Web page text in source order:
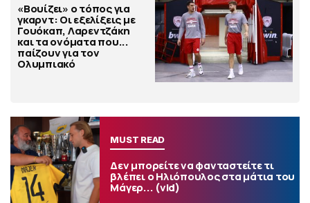
«Βουίζει» ο τόπος για
γκαρντ: Οι εξελίξεις με
Γουόκαπ, Λαρεντζάκη
και τα ονόματα που...
παίζουν για τον
Ολυμπιακό
MUST READ
Δεν μπορείτε να φανταστείτε τι
βλέπει ο Ηλιόπουλος στα μάτια του
Μάγερ... (vid)